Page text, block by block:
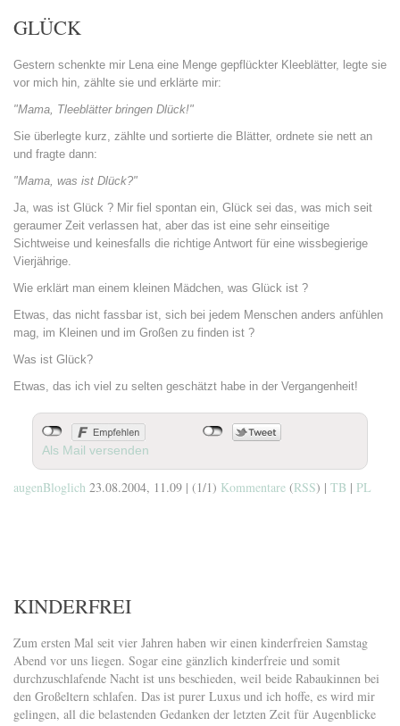
GLÜCK
Gestern schenkte mir Lena eine Menge gepflückter Kleeblätter, legte sie
vor mich hin, zählte sie und erklärte mir:
"Mama, Tleeblätter bringen Dlück!"
Sie überlegte kurz, zählte und sortierte die Blätter, ordnete sie nett an
und fragte dann:
"Mama, was ist Dlück?"
Ja, was ist Glück ? Mir fiel spontan ein, Glück sei das, was mich seit
geraumer Zeit verlassen hat, aber das ist eine sehr einseitige
Sichtweise und keinesfalls die richtige Antwort für eine wissbegierige
Vierjährige.
Wie erklärt man einem kleinen Mädchen, was Glück ist ?
Etwas, das nicht fassbar ist, sich bei jedem Menschen anders anfühlen
mag, im Kleinen und im Großen zu finden ist ?
Was ist Glück?
Etwas, das ich viel zu selten geschätzt habe in der Vergangenheit!
Als Mail versenden
augenBloglich 23.08.2004, 11.09 | (1/1) Kommentare (RSS) | TB | PL
KINDERFREI
Zum ersten Mal seit vier Jahren haben wir einen kinderfreien Samstag
Abend vor uns liegen. Sogar eine gänzlich kinderfreie und somit
durchzuschlafende Nacht ist uns beschieden, weil beide Rabaukinnen bei
den Großeltern schlafen. Das ist purer Luxus und ich hoffe, es wird mir
gelingen, all die belastenden Gedanken der letzten Zeit für Augenblicke